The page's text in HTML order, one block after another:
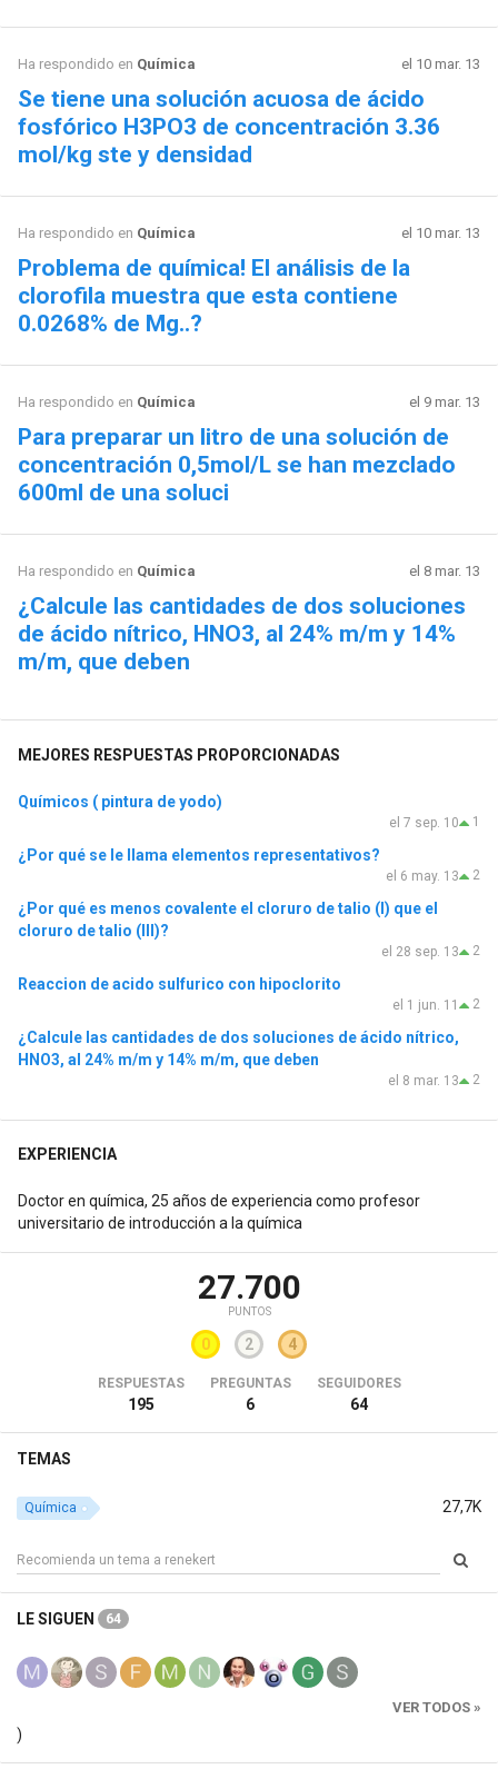
Ha respondido en Química el 10 mar. 13
Se tiene una solución acuosa de ácido
fosfórico H3PO3 de concentración 3.36
mol/kg ste y densidad
Ha respondido en Química el 10 mar. 13
Problema de química! El análisis de la
clorofila muestra que esta contiene
0.0268% de Mg..?
Ha respondido en Química el 9 mar. 13
Para preparar un litro de una solución de
concentración 0,5mol/L se han mezclado
600ml de una soluci
Ha respondido en Química el 8 mar. 13
¿Calcule las cantidades de dos soluciones
de ácido nítrico, HNO3, al 24% m/m y 14%
m/m, que deben
MEJORES RESPUESTAS PROPORCIONADAS
Químicos ( pintura de yodo)
1
el 7 sep. 10
¿Por qué se le llama elementos representativos?
2
el 6 may. 13
¿Por qué es menos covalente el cloruro de talio (I) que el
cloruro de talio (III)?
2
el 28 sep. 13
Reaccion de acido sulfurico con hipoclorito
2
el 1 jun. 11
¿Calcule las cantidades de dos soluciones de ácido nítrico,
HNO3, al 24% m/m y 14% m/m, que deben
2
el 8 mar. 13
EXPERIENCIA
Doctor en química, 25 años de experiencia como profesor
universitario de introducción a la química
27.700
PUNTOS
0 2 4
RESPUESTAS
195
PREGUNTAS
6
SEGUIDORES
64
TEMAS
27,7K
Química
LE SIGUEN 64
VER TODOS »
)